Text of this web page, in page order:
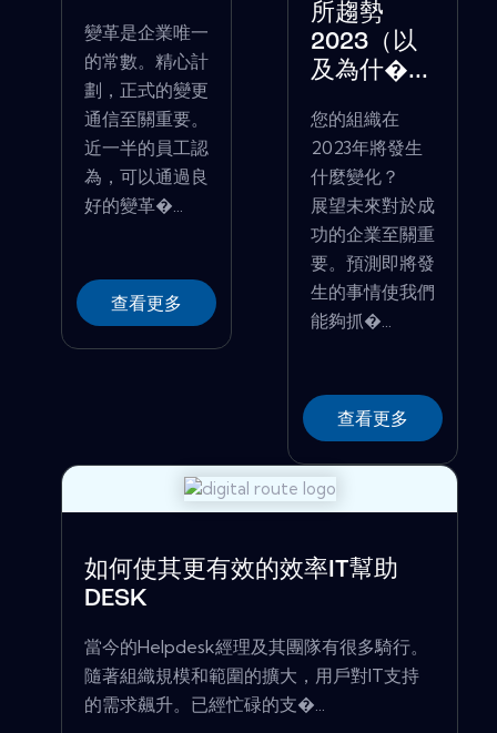
變革是企業唯一
的常數。精心計
劃，正式的變更
通信至關重要。
近一半的員工認
為，可以通過良
好的變革�...
查看更多
所趨勢
2023（以
及為什�...
您的組織在
2023年將發生
什麼變化？
展望未來對於成
功的企業至關重
要。預測即將發
生的事情使我們
能夠抓�...
查看更多
如何使其更有效的效率IT幫助
DESK
當今的Helpdesk經理及其團隊有很多騎行。
隨著組織規模和範圍的擴大，用戶對IT支持
的需求飆升。已經忙碌的支�...